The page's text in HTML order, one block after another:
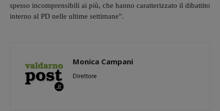
spesso incomprensibili ai più, che hanno caratterizzato il dibattito
interno al PD nelle ultime settimane".
Monica Campani
Direttore